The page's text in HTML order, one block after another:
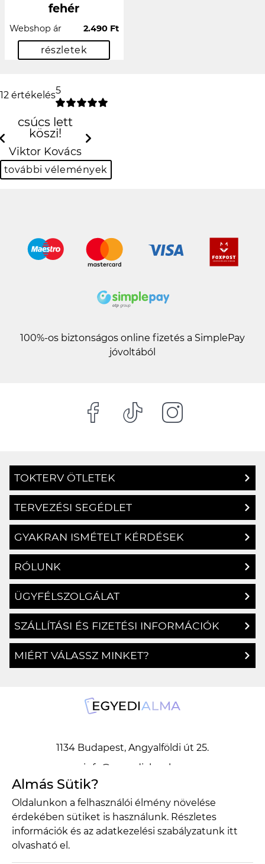
fehér
Webshop ár 2.490 Ft
részletek
12 értékelés5
Previous
további vélemények
100%-os biztonságos online fizetés a SimplePay
TOKTERV ÖTLETEK
TERVEZÉSI SEGÉDLET
GYAKRAN ISMÉTELT KÉRDÉSEK
RÓLUNK
ÜGYFÉLSZOLGÁLAT
SZÁLLÍTÁSI ÉS FIZETÉSI INFORMÁCIÓK
MIÉRT VÁLASSZ MINKET?
info@egyedialma.hu
1134 Budapest, Angyalföldi út 25.
info@egyedialma.hu
Almás Sütik?
Oldalunkon a felhasználói élmény növelése
érdekében sütiket is használunk. Részletes
információk és az adatkezelési szabályzatunk itt
olvasható el.